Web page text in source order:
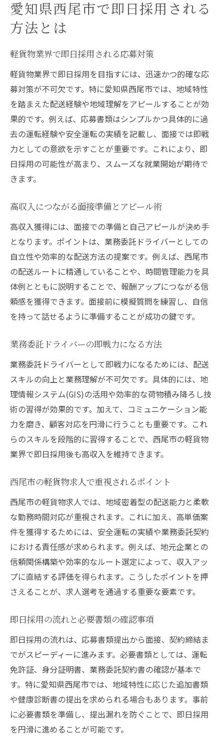
愛知県西尾市で即日採用される
方法とは
軽貨物業界で即日採用される応募対策
軽貨物業界で即日採用を目指すには、迅速かつ的確な応
募対策が不可欠です。特に愛知県西尾市では、地域特性
を踏まえた配送経験や地域理解をアピールすることが効
果的です。例えば、応募書類はシンプルかつ具体的に過
去の運転経験や安全運転の実績を記載し、面接では即戦
力としての意欲を示すことが重要です。これにより、即
日採用の可能性が高まり、スムーズな就業開始が期待で
きます。
高収入につながる面接準備とアピール術
高収入獲得には、面接での準備と自己アピールが決め手
となります。ポイントは、業務委託ドライバーとしての
自立性や効率的な配送方法の提案です。例えば、西尾市
の配送ルートに精通していることや、時間管理能力を具
体例とともに説明することで、報酬アップにつながる信
頼感を獲得できます。面接前に模擬質問を練習し、自信
を持って話せるように準備することが成功の鍵です。
業務委託ドライバーの即戦力になる方法
業務委託ドライバーとして即戦力になるためには、配送
スキルの向上と業務理解が不可欠です。具体的には、地
理情報システム(GIS)の活用や効率的な荷物積み降ろし技
術の習得が効果的です。加えて、コミュニケーション能
力を磨き、顧客対応を円滑に行うことも重要です。これ
らのスキルを段階的に習得することで、西尾市の軽貨物
業界で即日採用後も高収入を維持できます。
西尾市の軽貨物求人で重視されるポイント
西尾市の軽貨物求人では、地域密着型の配送能力と柔軟
な勤務時間対応が重視されます。これに加え、高単価案
件を獲得するためには、安全運転の実績や業務委託契約
における責任感が求められます。例えば、地元企業との
信頼関係構築や効率的なルート選定によって、収入アッ
プに直結する評価を得られます。こうしたポイントを押
さえることが、求人選考を通過する重要な要素です。
即日採用の流れと必要書類の確認事項
即日採用の流れは、応募書類提出から面接、契約締結ま
でがスピーディーに進みます。必要書類としては、運転
免許証、身分証明書、業務委託契約書の確認が基本で
す。特に愛知県西尾市では、地域特性に応じた追加書類
や健康診断書の提出を求められる場合もあります。事前
に必要書類を準備し、提出漏れを防ぐことで、即日採用
を円滑に進めることが可能です。